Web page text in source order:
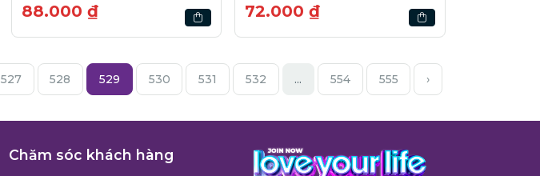
88.000 ₫ 72.000 ₫
527 528 529 530 531 532 ... 554 555 ›
Chăm sóc khách hàng